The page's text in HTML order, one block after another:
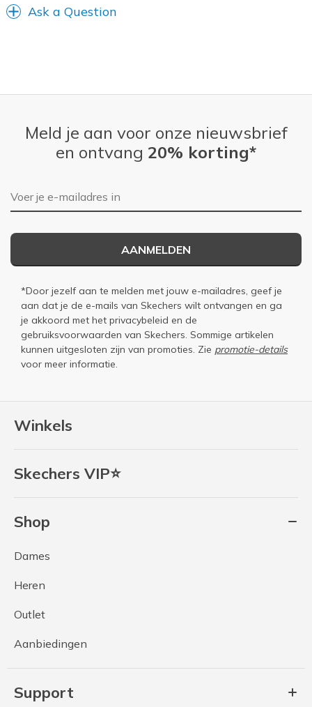
Travel
Ask a Question
Winkels
Skechers VIP⭐
Shop
Dames
Heren
Outlet
Aanbiedingen
Support
Meld je aan voor onze nieuwsbrief
en ontvang 20% korting*
E-mailadres
AANMELDEN
*Door jezelf aan te melden met jouw e-mailadres, geef je
aan dat je de e-mails van Skechers wilt ontvangen en ga
je akkoord met het privacybeleid en de
gebruiksvoorwaarden van Skechers. Sommige artikelen
kunnen uitgesloten zijn van promoties. Zie promotie-details
voor meer informatie.